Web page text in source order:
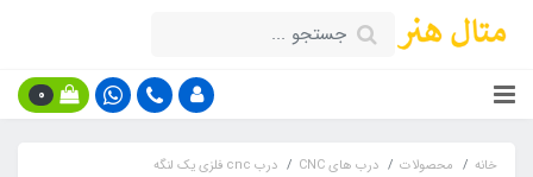
0
خانه محصولات درب های CNC
درب cnc فلزی یک لنگه